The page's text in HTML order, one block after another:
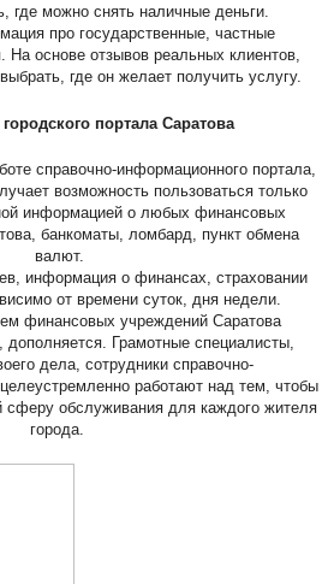
где можно снять наличные деньги.
про государственные, частные
основе отзывов реальных клиентов,
где он желает получить услугу.
портала Саратова
справочно-информационного портала,
возможность пользоваться только
информацией о любых финансовых
банкоматы, ломбард, пункт обмена
валют.
информация о финансах, страховании
от времени суток, дня недели.
финансовых учреждений Саратова
дополняется. Грамотные специалисты,
дела, сотрудники справочно-
работают над тем, чтобы
сферу обслуживания для каждого жителя
города.